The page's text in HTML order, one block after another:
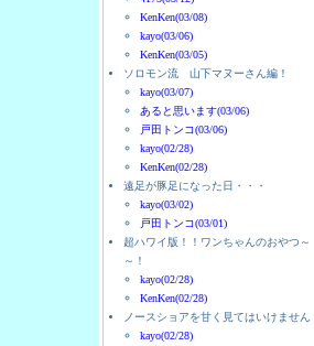
KenKen(03/08)
kayo(03/06)
KenKen(03/05)
ソロモン流 山下マヌーさん編！
kayo(03/07)
あると思います(03/06)
戸田トンコ(03/06)
kayo(02/28)
KenKen(02/28)
遠足が豚足になった日・・・
kayo(03/02)
戸田トンコ(03/01)
超ハワイ版！！ワンちゃんのおやつ～
～！
kayo(02/28)
KenKen(02/28)
ノースショアを甘く見てはいけません
kayo(02/28)